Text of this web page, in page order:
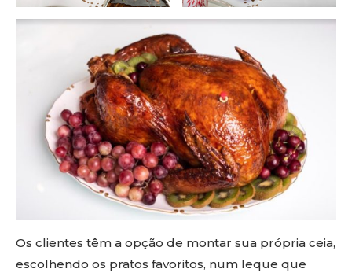
Os clientes têm a opção de montar sua própria ceia,
escolhendo os pratos favoritos, num leque que